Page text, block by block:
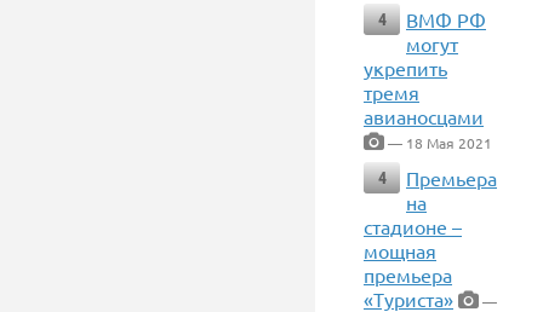
4
ВМФ РФ
могут
укрепить
тремя
авианосцами
— 18 Мая 2021
4
Премьера
на
стадионе –
мощная
премьера
«Туриста»
—